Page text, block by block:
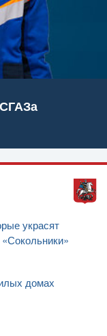
украсят
домах